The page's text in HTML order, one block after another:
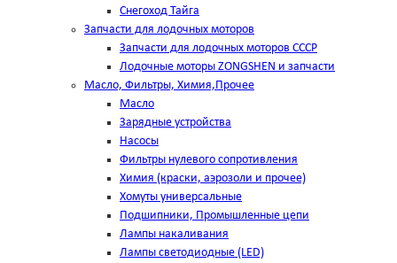
Снегоход Тайга
Запчасти для лодочных моторов
Запчасти для лодочных моторов СССР
Лодочные моторы ZONGSHEN и запчасти
Масло, Фильтры, Химия,Прочее
Масло
Зарядные устройства
Насосы
Фильтры нулевого сопротивления
Химия (краски, аэрозоли и прочее)
Хомуты универсальные
Подшипники, Промышленные цепи
Лампы накаливания
Лампы светодиодные (LED)